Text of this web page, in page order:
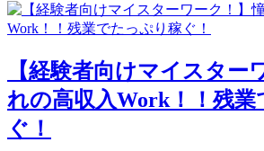
【経験者向けマイスター
れの高収入Work！！残
ぐ！